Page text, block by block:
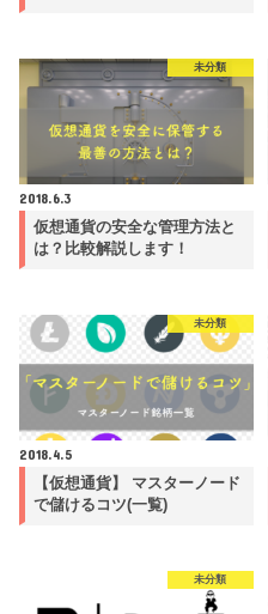
未分類
2018.6.3
仮想通貨の安全な管理方法と
は？比較解説します！
未分類
2018.4.5
【仮想通貨】 マスターノード
で儲けるコツ(一覧)
未分類